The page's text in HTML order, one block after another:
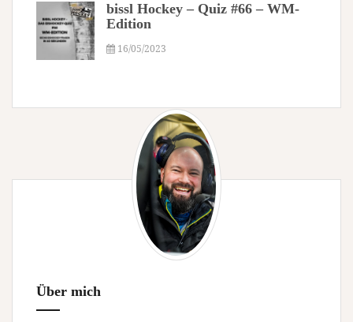
bissl Hockey – Quiz #66 – WM-
Edition
16/05/2023
Über mich